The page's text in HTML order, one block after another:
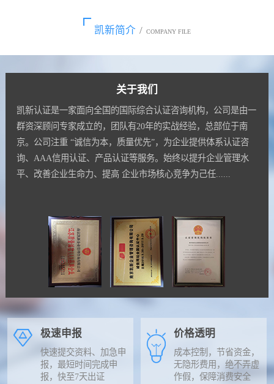
凯新简介 / COMPANY FILE
关于我们
凯新认证是一家面向全国的国际综合认证咨询机构，公司是由一
群资深顾问专家成立的，团队有20年的实战经验，总部位于南
京。公司注重 “诚信为本，质量优先”，为企业提供体系认证咨
询、AAA信用认证、产品认证等服务。始终以提升企业管理水
平、改善企业生命力、提高 企业市场核心竞争为己任......
极速申报
快速提交资料、加急申
报，最短时间完成申
报，快至7天出证
价格透明
成本控制，节省资金，
无隐形费用，绝不弄虚
作假，保障消费安全